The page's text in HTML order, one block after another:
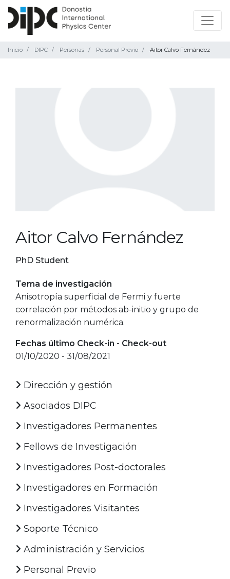
Inicio DIPC Personas Personal Previo Aitor Calvo Fernández
Aitor Calvo Fernández
PhD Student
Tema de investigación
Anisotropía superficial de Fermi y fuerte
correlación por métodos ab-initio y grupo de
renormalización numérica.
Fechas último Check-in - Check-out
01/10/2020 - 31/08/2021
Dirección y gestión
Asociados DIPC
Investigadores Permanentes
Fellows de Investigación
Investigadores Post-doctorales
Investigadores en Formación
Investigadores Visitantes
Soporte Técnico
Administración y Servicios
Personal Previo